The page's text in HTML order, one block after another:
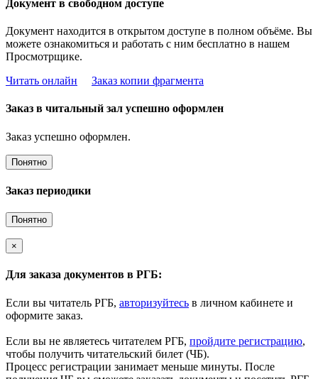
Документ в свободном доступе
Документ находится в открытом доступе в полном объёме. Вы
можете ознакомиться и работать с ним бесплатно в нашем
Просмотрщике.
Читать онлайн
Заказ копии фрагмента
Заказ в читальный зал успешно оформлен
Заказ успешно оформлен.
Понятно
Заказ периодики
Понятно
×
Для заказа документов в РГБ:
Если вы читатель РГБ, авторизуйтесь в личном кабинете и
оформите заказ.
Если вы не являетесь читателем РГБ, пройдите регистрацию,
чтобы получить читательский билет (ЧБ).
Процесс регистрации занимает меньше минуты. После